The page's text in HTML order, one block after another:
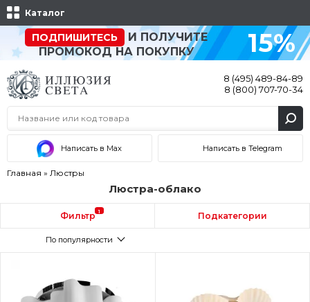
Каталог
ПОДПИШИТЕСЬ
И ПОЛУЧИТЕ
ПРОМОКОД НА ПОКУПКУ
15%
8 (495) 489-84-89
8 (800) 707-70-34
Написать в Max Написать в Telegram
Главная » Люстры
Люстра-облако
Фильтр 1 Подкатегории
По популярности